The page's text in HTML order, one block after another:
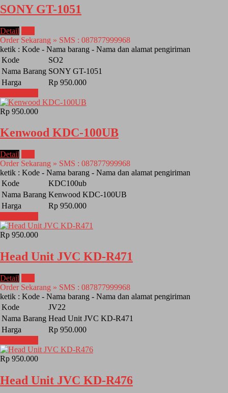
SONY GT-1051
Detail
Order Sekarang » SMS : 087877999968
ketik : Kode - Nama barang - Nama dan alamat pengiriman
Kode
SO2
Nama Barang SONY GT-1051
Harga
Rp 950.000
Rp 950.000
Kenwood KDC-100UB
Detail
Order Sekarang » SMS : 087877999968
ketik : Kode - Nama barang - Nama dan alamat pengiriman
Kode
KDC100ub
Nama Barang Kenwood KDC-100UB
Harga
Rp 950.000
Rp 950.000
Head Unit JVC KD-R471
Detail
Order Sekarang » SMS : 087877999968
ketik : Kode - Nama barang - Nama dan alamat pengiriman
Kode
JV22
Nama Barang Head Unit JVC KD-R471
Harga
Rp 950.000
Rp 950.000
Head Unit JVC KD-R476